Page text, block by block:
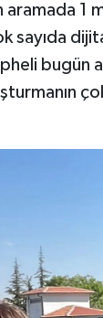
aramada
sayıda
bugün